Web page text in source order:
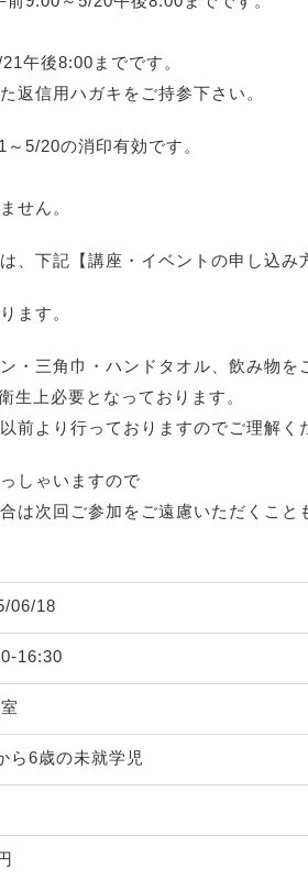
午後8:00までです。
返信用ハガキをご持参下さい。
5/20の消印有効です。
せん。
、下記【講座・イベントの申し込み
ります。
・三角巾・ハンドタオル、飲み物を
上必要となっております。
より行っておりますのでご理解く
しゃいますので
は次回ご参加をご遠慮いただくこと
06/18
16:30
ら6歳の未就学児